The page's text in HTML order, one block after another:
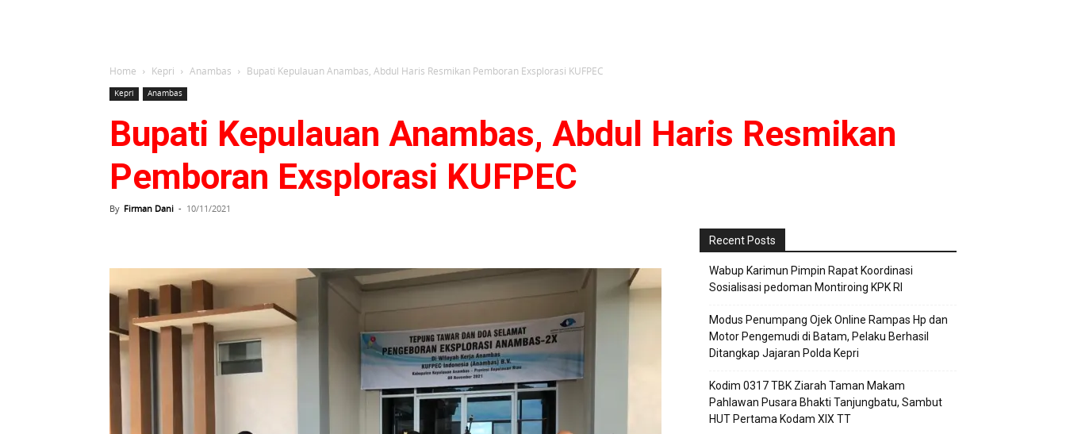
Home Kepri Anambas Bupati Kepulauan Anambas, Abdul Haris Resmikan Pemboran Exsplorasi KUFPEC
Kepri Anambas
Bupati Kepulauan Anambas, Abdul Haris Resmikan
Pemboran Exsplorasi KUFPEC
By Firman Dani - 10/11/2021
Recent Posts
Wabup Karimun Pimpin Rapat Koordinasi
Sosialisasi pedoman Montiroing KPK RI
Modus Penumpang Ojek Online Rampas Hp dan
Motor Pengemudi di Batam, Pelaku Berhasil
Ditangkap Jajaran Polda Kepri
Kodim 0317 TBK Ziarah Taman Makam
Pahlawan Pusara Bhakti Tanjungbatu, Sambut
HUT Pertama Kodam XIX TT